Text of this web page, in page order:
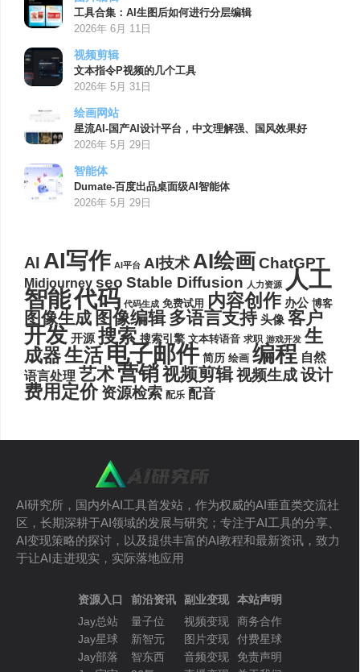
工具合集：AI生图后如何进行分层编辑
2026年 6月 11日
视频剪辑
文本指令P视频的几个工具
2026年 5月 31日
绘画网站
星流AI-国产AI设计平台，中文理解强、国风效果好
2026年 5月 29日
智能体
Dumate-百度出品桌面级AI智能体
2026年 5月 29日
AI AI写作 AI平台 AI技术AI绘画ChatGPT
Midjourney seo Stable Diffusion 人力资源 人工
智能代码 代码生成 免费试用 内容创作 办公 博客
图像生成 图像编辑 多语言支持 头像 客户
开发 开源 搜索 搜索引擎 文本转语音 求职 游戏开发 生
成器生活电子邮件 简历 绘画 编程 自然
语言处理 艺术营销视频剪辑视频生成设计
费用定价 资源检索 配乐 配音
AI研究所，国内外AI工具首发站，作为权威的AI垂直类交流社
区，长期深耕于AI领域的发展与研究；专注于AI工具的分享、
AI变现策略的探讨，以及提供丰富的AI教程和最新资讯，致力
于让AI走进现实，实际落地应用
资源入口
Jay总站
Jay星球
Jay部落
前沿资讯
量子位
新智元
智东西
副业变现
视频变现
图片变现
音频变现
本站声明
商务合作
付费星球
免责声明